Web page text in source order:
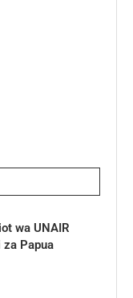
wa UNAIR
Papua